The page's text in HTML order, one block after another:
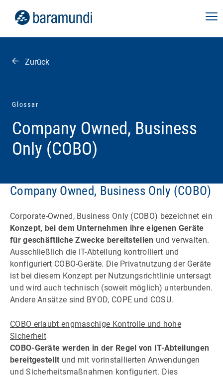
Zurück
Glossar
Company Owned, Business
Only (COBO)
Company Owned, Business Only (COBO)
Corporate-Owned, Business Only (COBO) bezeichnet ein
Konzept, bei dem Unternehmen ihre eigenen Geräte
für geschäftliche Zwecke bereitstellen und verwalten.
Ausschließlich die IT-Abteilung kontrolliert und
konfiguriert COBO-Geräte. Die Privatnutzung der Geräte
ist bei diesem Konzept per Nutzungsrichtlinie untersagt
und wird auch technisch (soweit möglich) unterbunden.
Andere Ansätze sind BYOD, COPE und COSU.
COBO erlaubt engmaschige Kontrolle und hohe
Sicherheit
COBO-Geräte werden in der Regel von IT-Abteilungen
bereitgestellt und mit vorinstallierten Anwendungen
und Sicherheitsmaßnahmen konfiguriert. Dies